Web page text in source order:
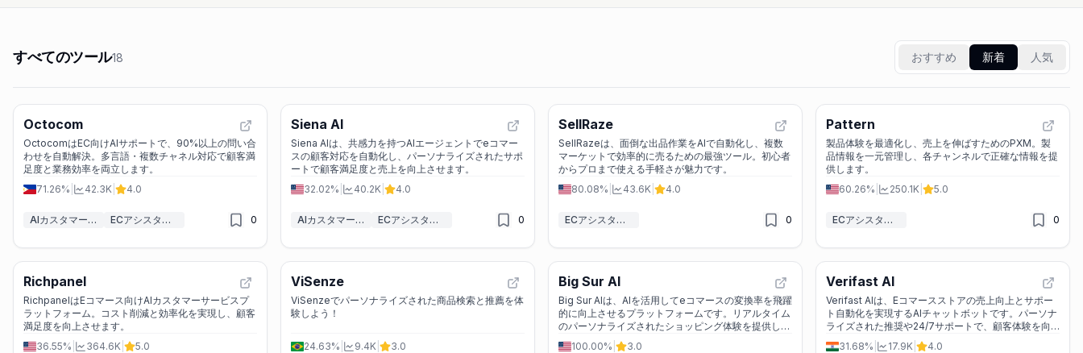
すべてのツール18 おすすめ 新着 人気
Octocom
OctocomはEC向けAIサポートで、90%以上の問い合
わせを自動解決。多言語・複数チャネル対応で顧客満
足度と業務効率を両立します。
71.26%
42.3K 4.0
AIカスタマーサービスアシスタント ECアシスタント 0
Siena AI
Siena AIは、共感力を持つAIエージェントでeコマー
スの顧客対応を自動化し、パーソナライズされたサポ
ートで顧客満足度と売上を向上させます。
32.02%
40.2K 4.0
AIカスタマーサービスアシスタント ECアシスタント 0
SellRaze
SellRazeは、面倒な出品作業をAIで自動化し、複数
マーケットで効率的に売るための最強ツール。初心者
からプロまで使える手軽さが魅力です。
80.08%
43.6K 4.0
ECアシスタント 0
Pattern
製品体験を最適化し、売上を伸ばすためのPXM。製
品情報を一元管理し、各チャンネルで正確な情報を提
供します。
60.26%
250.1K 5.0
ECアシスタント 0
Richpanel
RichpanelはEコマース向けAIカスタマーサービスプ
ラットフォーム。コスト削減と効率化を実現し、顧客
満足度を向上させます。
36.55%
364.6K 5.0
ViSenze
ViSenzeでパーソナライズされた商品検索と推薦を体
験しよう！
24.63% 9.4K 3.0
Big Sur AI
Big Sur AIは、AIを活用してeコマースの変換率を飛躍
的に向上させるプラットフォームです。リアルタイム
のパーソナライズされたショッピング体験を提供し、
売上を増加させます。
100.00% 3.0
Verifast AI
Verifast AIは、Eコマースストアの売上向上とサポー
ト自動化を実現するAIチャットボットです。パーソナ
ライズされた推奨や24/7サポートで、顧客体験を向
上させます。
31.68% 17.9K 4.0